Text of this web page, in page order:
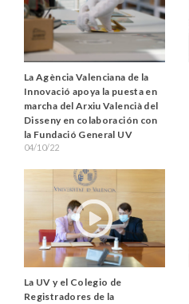
La Agència Valenciana de la
Innovació apoya la puesta en
marcha del Arxiu Valencià del
Disseny en colaboración con
la Fundació General UV
04/10/22
La UV y el Colegio de
Registradores de la